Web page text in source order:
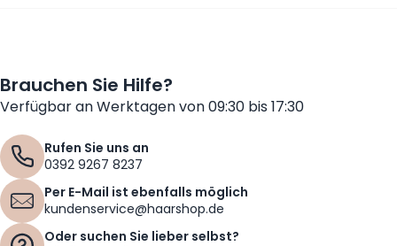
Brauchen Sie Hilfe?
Verfügbar an Werktagen von 09:30 bis 17:30
Rufen Sie uns an
0392 9267 8237
Per E-Mail ist ebenfalls möglich
kundenservice@haarshop.de
Oder suchen Sie lieber selbst?